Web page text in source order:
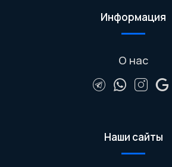
Информация
О нас
Наши сайты